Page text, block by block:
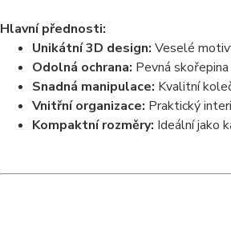
Hlavní přednosti:
Unikátní 3D design: Veselé
Odolná ochrana: Pevná
Snadná manipulace: Kvalitní
Vnitřní organizace: Praktický
Kompaktní rozměry: Ideální jako